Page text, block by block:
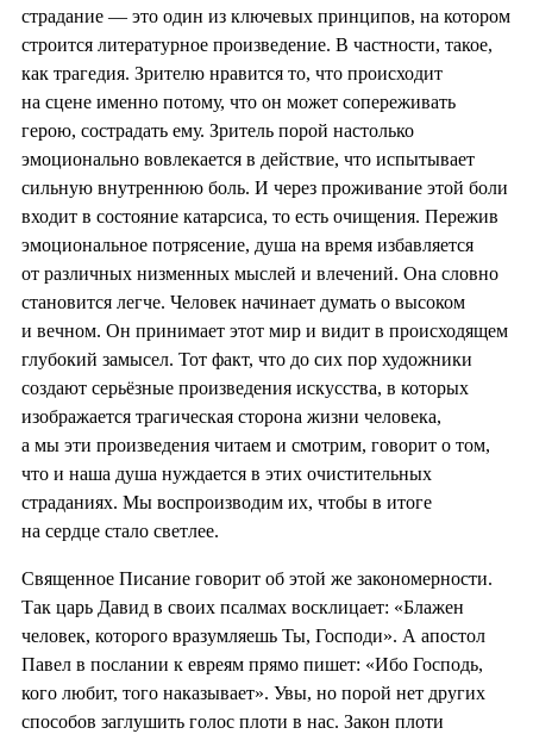
страдание — это один из ключевых принципов, на котором
строится литературное произведение. В частности, такое,
как трагедия. Зрителю нравится то, что происходит
на сцене именно потому, что он может сопереживать
герою, сострадать ему. Зритель порой настолько
эмоционально вовлекается в действие, что испытывает
сильную внутреннюю боль. И через проживание этой боли
входит в состояние катарсиса, то есть очищения. Пережив
эмоциональное потрясение, душа на время избавляется
от различных низменных мыслей и влечений. Она словно
становится легче. Человек начинает думать о высоком
и вечном. Он принимает этот мир и видит в происходящем
глубокий замысел. Тот факт, что до сих пор художники
создают серьёзные произведения искусства, в которых
изображается трагическая сторона жизни человека,
а мы эти произведения читаем и смотрим, говорит о том,
что и наша душа нуждается в этих очистительных
страданиях. Мы воспроизводим их, чтобы в итоге
на сердце стало светлее.
Священное Писание говорит об этой же закономерности.
Так царь Давид в своих псалмах восклицает: «Блажен
человек, которого вразумляешь Ты, Господи». А апостол
Павел в послании к евреям прямо пишет: «Ибо Господь,
кого любит, того наказывает». Увы, но порой нет других
способов заглушить голос плоти в нас. Закон плоти